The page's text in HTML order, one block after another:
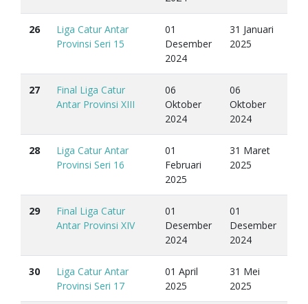
26
Liga Catur Antar
Provinsi Seri 15
01
Desember
2024
31 Januari
2025
27
Final Liga Catur
Antar Provinsi XIII
06
Oktober
2024
06
Oktober
2024
28
Liga Catur Antar
Provinsi Seri 16
01
Februari
2025
31 Maret
2025
29
Final Liga Catur
Antar Provinsi XIV
01
Desember
2024
01
Desember
2024
30
Liga Catur Antar
Provinsi Seri 17
01 April
2025
31 Mei
2025